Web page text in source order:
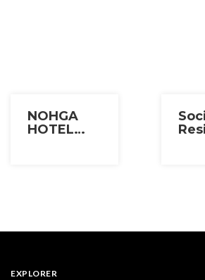
NOHGA
HOTEL
EXPLORER